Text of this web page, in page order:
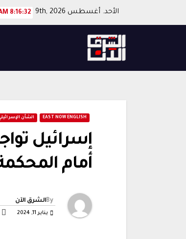
الأحد. أغسطس 9th, 2026 8:16:33 AM
EAST NOW ENGLISH الشأن
إسرائيل
أمام
Byالشرق الآن
يناير 11, 2024